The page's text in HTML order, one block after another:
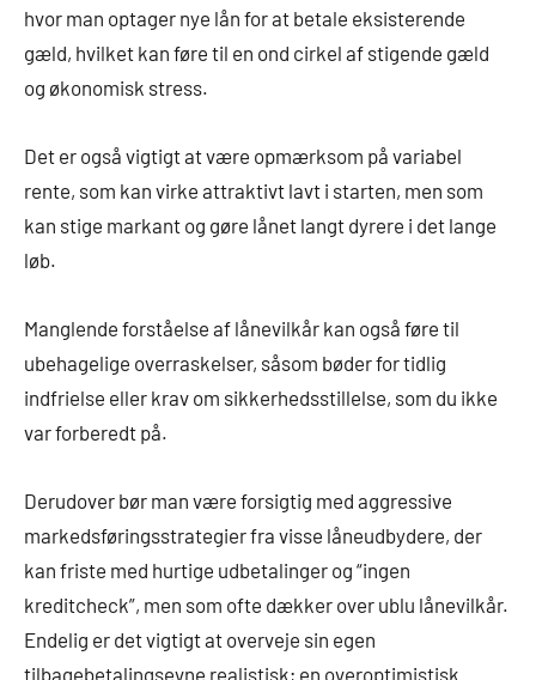
hvor man optager nye lån for at betale eksisterende
gæld, hvilket kan føre til en ond cirkel af stigende gæld
og økonomisk stress.
Det er også vigtigt at være opmærksom på variabel
rente, som kan virke attraktivt lavt i starten, men som
kan stige markant og gøre lånet langt dyrere i det lange
løb.
Manglende forståelse af lånevilkår kan også føre til
ubehagelige overraskelser, såsom bøder for tidlig
indfrielse eller krav om sikkerhedsstillelse, som du ikke
var forberedt på.
Derudover bør man være forsigtig med aggressive
markedsføringsstrategier fra visse låneudbydere, der
kan friste med hurtige udbetalinger og “ingen
kreditcheck”, men som ofte dækker over ublu lånevilkår.
Endelig er det vigtigt at overveje sin egen
tilbagebetalingsevne realistisk; en overoptimistisk